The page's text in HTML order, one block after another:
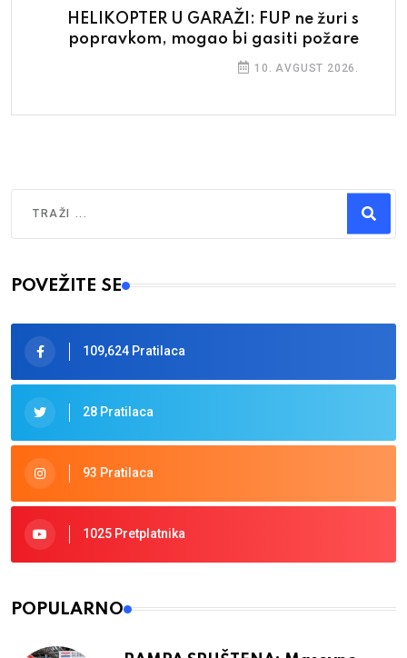
HELIKOPTER U GARAŽI: FUP ne žuri s
popravkom, mogao bi gasiti požare
10. AVGUST 2026.
Type 2 or more characters for results.
POVEŽITE SE
109,624 Pratilaca
28 Pratilaca
93 Pratilaca
1025 Pretplatnika
POPULARNO